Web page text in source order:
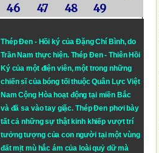
46
47 48 49
Thép Đen - Hồi ký của Đặng Chí Bình, do
Trần Nam thực hiện. Thép Đen- Thiên Hồi
Ký của một điện viên, một trong những
chiến sĩ của bóng tối thuộc Quân Lực Việt
Nam Cộng Hòa hoạt động tại miền Bắc
và đã sa vào tay giặc. Thép Đen phơi bày
tất cả những sự thật kinh khiếp vượt trí
tưởng tượng của con người tại một vùng
đất mịt mù hắc ám của loài quỷ dữ mà